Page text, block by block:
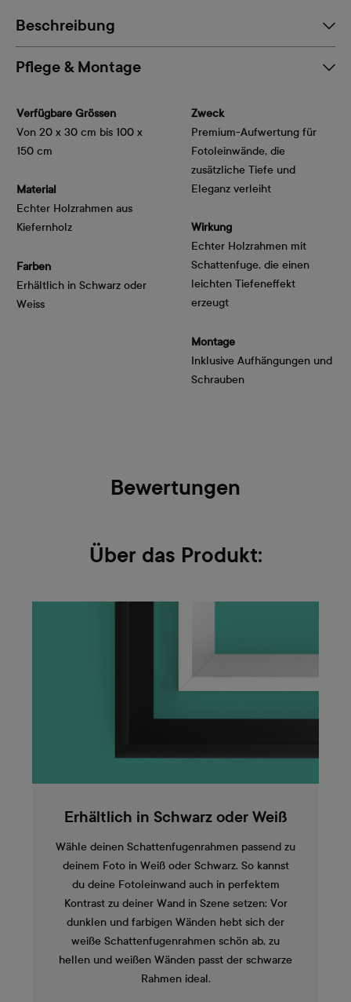
Beschreibung
Pflege & Montage
Verfügbare Grössen
Von 20 x 30 cm bis 100 x
150 cm
Material
Echter Holzrahmen aus
Kiefernholz
Farben
Erhältlich in Schwarz oder
Weiss
Zweck
Premium-Aufwertung für
Fotoleinwände, die
zusätzliche Tiefe und
Eleganz verleiht
Wirkung
Echter Holzrahmen mit
Schattenfuge, die einen
leichten Tiefeneffekt
erzeugt
Montage
Inklusive Aufhängungen und
Schrauben
Bewertungen
Über das Produkt:
Erhältlich in Schwarz oder Weiß
Wähle deinen Schattenfugenrahmen passend zu
deinem Foto in Weiß oder Schwarz. So kannst
du deine Fotoleinwand auch in perfektem
Kontrast zu deiner Wand in Szene setzen: Vor
dunklen und farbigen Wänden hebt sich der
weiße Schattenfugenrahmen schön ab, zu
hellen und weißen Wänden passt der schwarze
Rahmen ideal.